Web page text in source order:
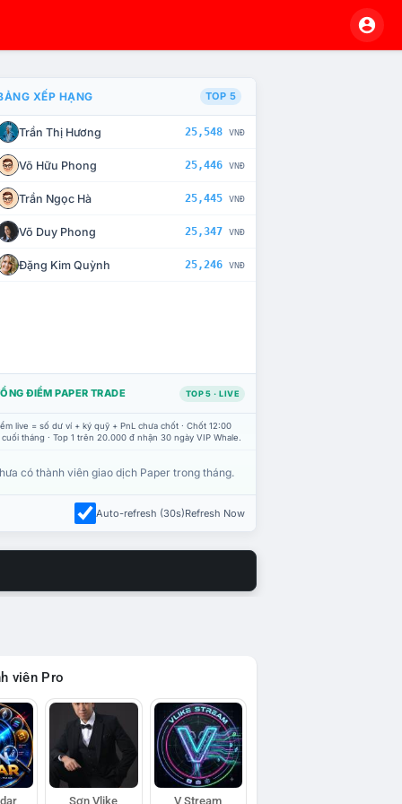
CHẾ TÀI XỬ LÝ VI PHẠM
XẾP HẠNG TOP 5
Trần Thị Hương 25,548 VNĐ
Võ Hữu Phong 25,446 VNĐ
Trần Ngọc Hà 25,445 VNĐ
Võ Duy Phong 25,347 VNĐ
Đặng Kim Quỳnh 25,246 VNĐ
ĐIỂM PAPER TRADE TOP 5 · LIVE
live = số dư ví + ký quỹ + PnL chưa chốt · Chốt 12:00
tháng · Top 1 trên 20.000 đ nhận 30 ngày VIP Whale.
có thành viên giao dịch Paper trong tháng.
Auto-refresh (30s)Refresh Now
viên Pro
Sơn Vlike V Stream